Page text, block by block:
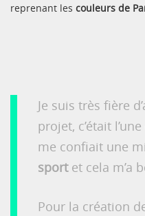
reprenant les couleurs de
Je suis très fière
projet, c’était
me confiait une
sportet cela m’a
Pour la création